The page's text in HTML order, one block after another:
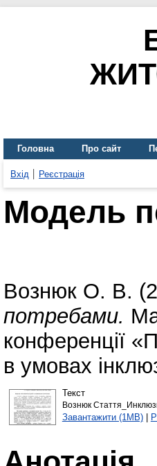
Головна Про сайт
Вхід Реєстрація
Модель
Вознюк О. В.
потребами.
конференції
в умовах
Текст
Вознюк
Завантажити (1MB)|